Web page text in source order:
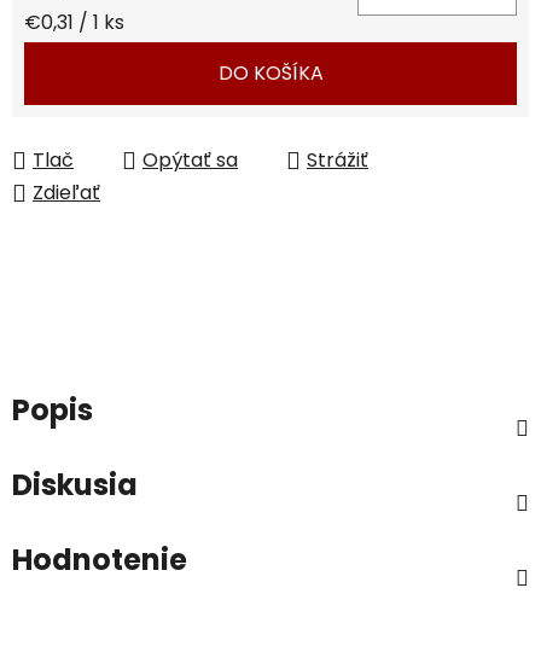
Jednotková cena:
€0,31 / 1 ks
DO KOŠÍKA
Tlač Opýtať sa
Strážiť
Zdieľať
Popis
Diskusia
Hodnotenie